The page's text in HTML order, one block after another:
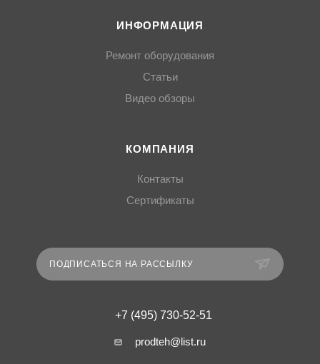
ИНФОРМАЦИЯ
Ремонт оборудования
Статьи
Видео обзоры
КОМПАНИЯ
Контакты
Сертификаты
ПОДПИСАТЬСЯ НА РАССЫЛКУ
+7 (495) 730-52-51
prodteh@list.ru